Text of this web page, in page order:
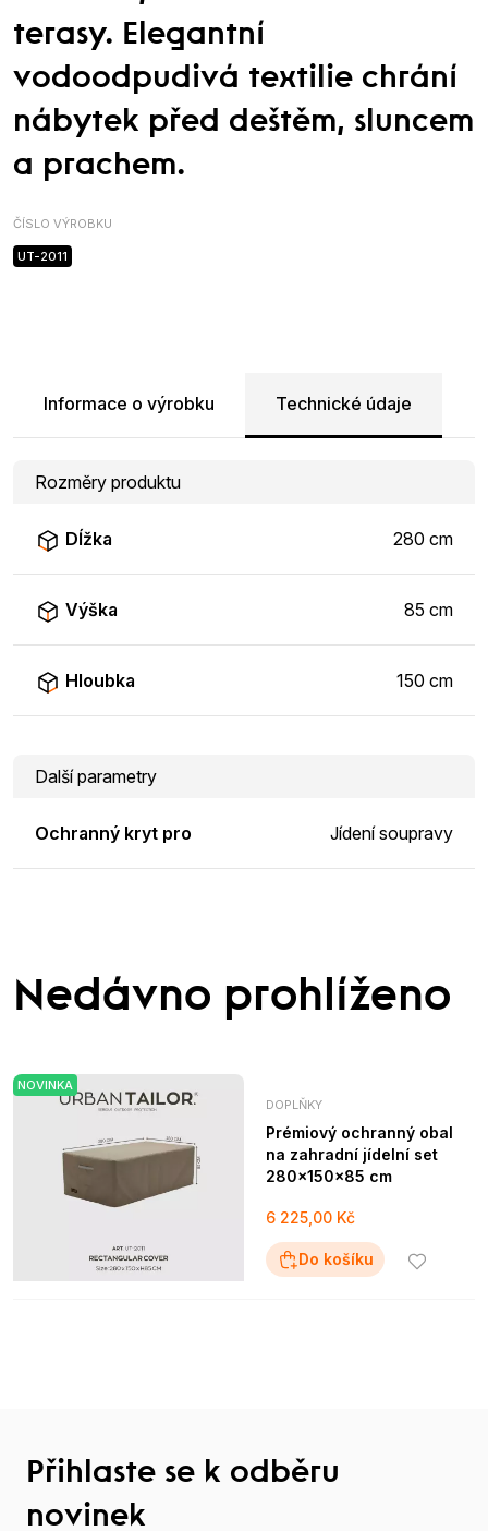
terasy. Elegantní
vodoodpudivá textilie chrání
nábytek před deštěm, sluncem
a prachem.
ČÍSLO VÝROBKU
UT-2011
Informace o výrobku Technické údaje
Rozměry produktu
Dĺžka 280 cm
Výška 85 cm
Hloubka 150 cm
Další parametry
Ochranný kryt pro Jídení soupravy
Nedávno prohlíženo
NOVINKA
DOPLŇKY
Prémiový ochranný obal
na zahradní jídelní set
280x150x85 cm
6 225,00 Kč
Do košíku
Přihlaste se k odběru
novinek